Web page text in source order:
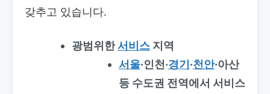
갖추고 있습니다.
광범위한서비스지역
서울·인천·경기·천안·아산
등 수도권 전역에서 서비스